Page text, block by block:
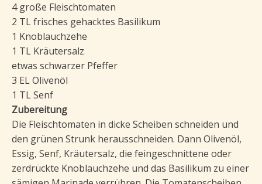
4 große Fleischtomaten
2 TL frisches gehacktes Basilikum
1 Knoblauchzehe
1 TL Kräutersalz
etwas schwarzer Pfeffer
3 EL Olivenöl
1 TL Senf
Zubereitung
Die Fleischtomaten in dicke Scheiben schneiden und
den grünen Strunk herausschneiden. Dann Olivenöl,
Essig, Senf, Kräutersalz, die feingeschnittene oder
zerdrückte Knoblauchzehe und das Basilikum zu einer